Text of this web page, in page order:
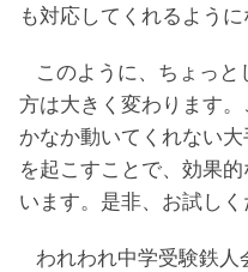
も対応してくれるよう
このように、ちょっ
方は大きく変わります
かなか動いてくれない
を起こすことで、効果
います。是非、お試し
われわれ中学受験鉄